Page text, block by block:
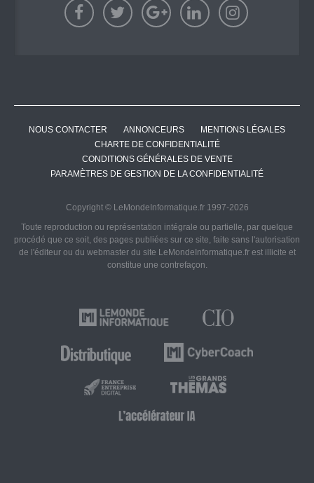
NOUS CONTACTER ANNONCEURS
MENTIONS LÉGALES
CHARTE DE CONFIDENTIALITÉ
CONDITIONS GÉNÉRALES DE VENTE
PARAMÈTRES DE GESTION DE LA CONFIDENTIALITÉ
Copyright © LeMondeInformatique.fr 1997-2026
Toute reproduction ou représentation intégrale ou partielle, par quelque
procédé que ce soit, des pages publiées sur ce site, faite sans l'autorisation
de l'éditeur ou du webmaster du site LeMondeInformatique.fr est illicite et
constitue une contrefaçon.